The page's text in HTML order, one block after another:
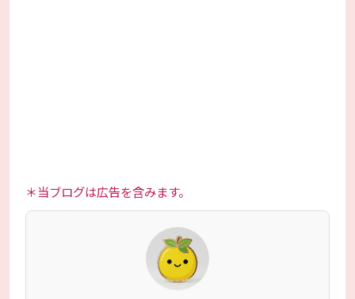
＊当ブログは広告を含みます。